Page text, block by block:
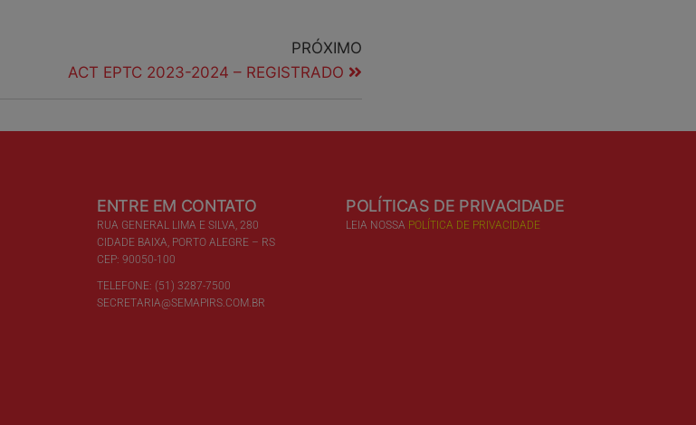
PRÓXIMO
ACT EPTC 2023-2024 – REGISTRADO
ENTRE EM CONTATO
RUA GENERAL LIMA E SILVA, 280
CIDADE BAIXA, PORTO ALEGRE – RS
CEP: 90050-100
TELEFONE: (51) 3287-7500
SECRETARIA@SEMAPIRS.COM.BR
POLÍTICAS DE PRIVACIDADE
LEIA NOSSA POLÍTICA DE PRIVACIDADE